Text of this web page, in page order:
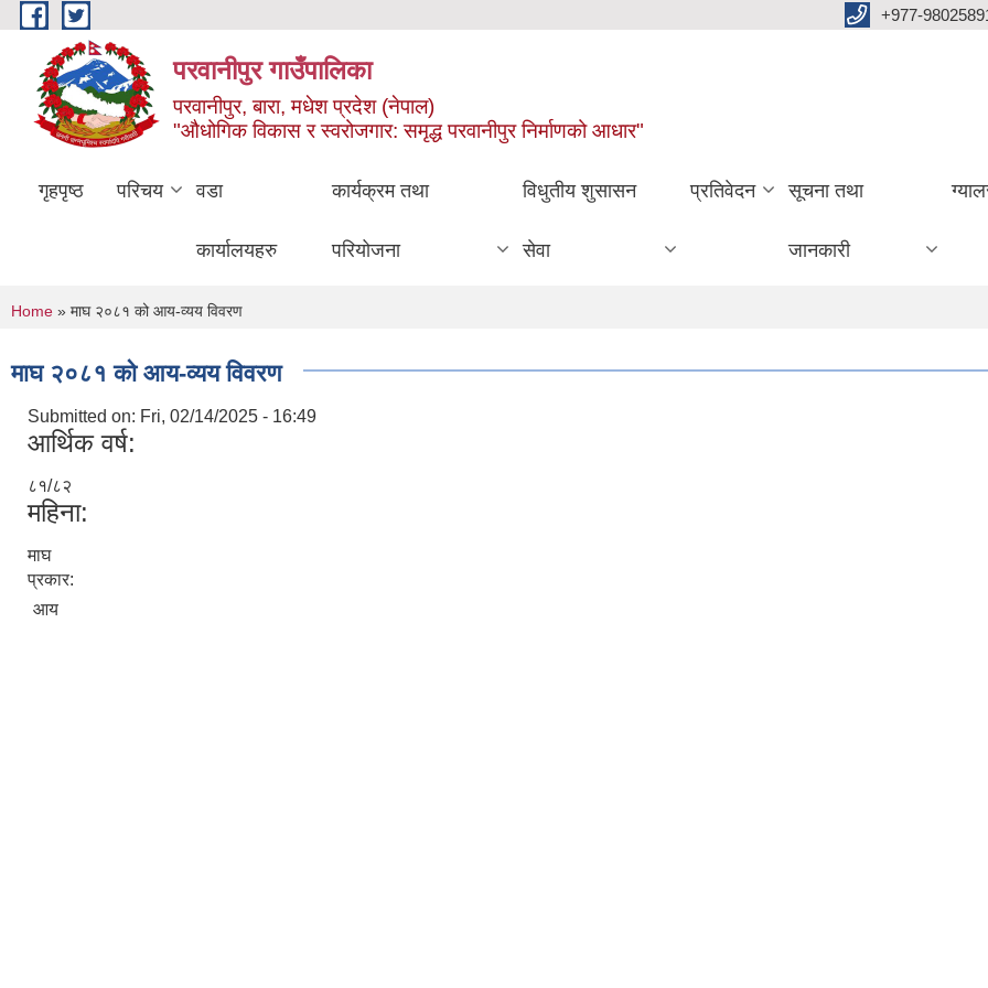
Skip to main content +977-
परवानीपुर गाउँपालिका
परवानीपुर, बारा, मधेश प्रदेश (नेपाल)
"औधोगिक विकास र स्वरोजगार: समृद्ध परवानीपुर निर्माणको आधार"
गृहपृष्ठ परिचय वडा
कार्यालयहरु
कार्यक्रम तथा
परियोजना
विधुतीय शुसासन
सेवा
प्रतिवेदन सूचना तथा
जानकारी
You are here
Home » माघ २०८१ को आय-व्यय विवरण
माघ २०८१ को आय-व्यय विवरण
Submitted on: Fri, 02/14/2025 - 16:49
आर्थिक वर्ष:
८१/८२
महिना:
माघ
प्रकार:
आय